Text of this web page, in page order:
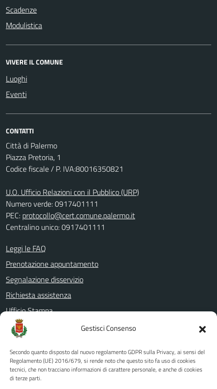
Gestisci Consenso
Secondo quanto disposto dal nuovo regolamento GDPR sulla Privacy, ai sensi del
Regolamento (UE) 2016/679, si rende noto che questo sito fa uso di cookies
tecnici, che non tracciano informazioni di carattere personale, e anche di cookies
di terze parti.
Scadenze
Modulistica
VIVERE IL COMUNE
Luoghi
Eventi
CONTATTI
Città di Palermo
Piazza Pretoria, 1
Codice fiscale / P. IVA:80016350821
U.O. Ufficio Relazioni con il Pubblico (URP)
Numero verde: 0917401111
PEC: protocollo@cert.comune.palermo.it
Centralino unico: 0917401111
Leggi le FAQ
Prenotazione appuntamento
Segnalazione disservizio
Richiesta assistenza
Ufficio Stampa
Amministrazione Trasparente
Albo pretorio
Informativa privacy
Note legali